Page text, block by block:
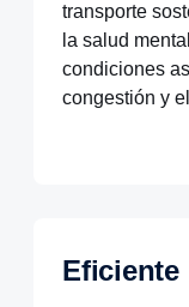
transporte
la salud
condiciones
congestión y
Eficiente